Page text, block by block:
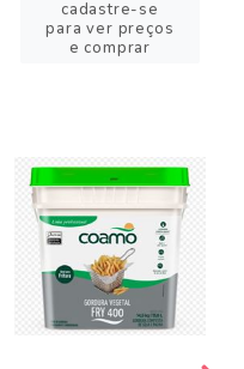
cadastre-se
para ver preços
e comprar